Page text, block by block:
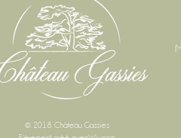
© 2018 Château Gassies